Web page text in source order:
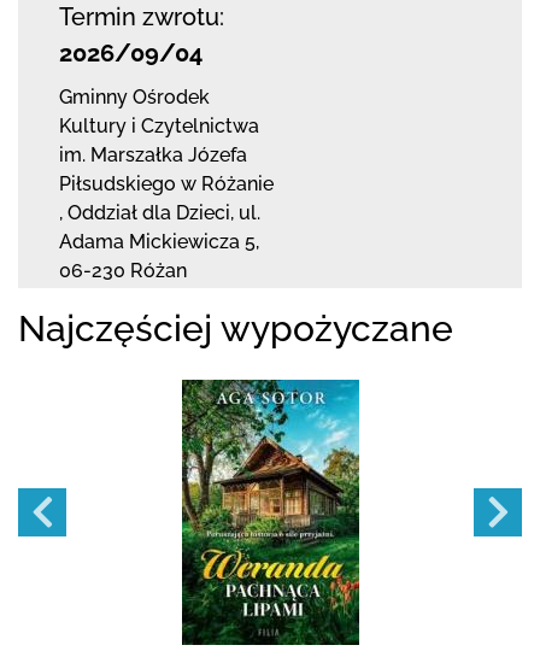
Termin zwrotu:
2026/09/04
Gminny Ośrodek
Kultury i Czytelnictwa
im. Marszałka Józefa
Piłsudskiego w Różanie
, Oddział dla Dzieci, ul.
Adama Mickiewicza 5,
06-230 Różan
Najczęściej wypożyczane